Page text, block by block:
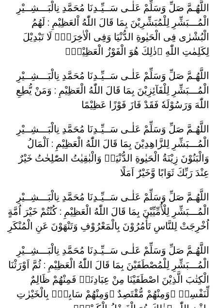
اللَّهُـمَّ صَلِّ وَسَلِّمْ عَلٰـى سَــيِّـدِنَا مُحَمَّدِ نِالْبَـــشِــيْرِ
الْمُـــبَشِّرِ لِلْمُبَشِّرِيْنَ بِمَا قَالَ اللّٰهُ اْلعَظِيْمِ : لَهُمُ
الْبُشْرٰى فِى الْحَيٰوةِ الدُّنْيَا وَفِى الْاٰخِرَةِۗ لَا تَبْدِيْلَ
لِكَلِمٰتِ اللّٰهِ ۗذٰلِكَ هُوَ الْفَوْزُ الْعَظِيْمُۗ
اللَّهُـمَّ صَلِّ وَسَلِّمْ عَلٰـى سَــيِّـدِنَا مُحَمَّدِ نِالْبَـــشِــيْرِ
الْمُـــبَشِّرِ لِلْفَآئِزِيْنَ بِمَا قَالَ اللّٰهُ الْعَظِيْمِ : وَمَنْ يُّطِعِ
اللّٰهَ وَرَسُوْلَهٗ فَقَدْ فَازَ فَوْزًا عَظِيْمًا
اللَّهُـمَّ صَلِّ وَسَلِّمْ عَلٰـى سَــيِّـدِنَا مُحَمَّدِ نِالْبَـــشِــيْرِ
الْمُـــبَشِّرِ لِلزَّاهِدِيْنَ بِمَا قَالَ اللّٰهُ الْعَظِيْمِ : اَلْمَالُ
وَالْبَنُوْنَ زِيْنَةُ الْحَيٰوةِ الدُّنْيَاۚ وَالْبٰقِيٰتُ الصّٰلِحٰتُ خَيْرٌ
عِنْدَ رَبِّكَ ثَوَابًا وَّخَيْرٌ اَمَلًا
اللَّهُـمَّ صَلِّ وَسَلِّمْ عَلٰـى سَــيِّـدِنَا مُحَمَّدِ نِالْبَـــشِــيْرِ
الْمُـــبَشِّرِ لِلْأُمِّيِّيْنَ بِمَا قَالَ اللّٰهُ الْعَظِيْمِ : كُنْتُمْ خَيْرَ اُمَّةٍ
اُخْرِجَتْ لِلنَّاسِ تَأْمُرُوْنَ بِالْمَعْرُوْفِ وَتَنْهَوْنَ عَنِ الْمُنْكَرِ
اللَّهُـمَّ صَلِّ وَسَلِّمْ عَلٰـى سَــيِّـدِنَا مُحَمَّدِ نِالْبَـــشِــيْرِ
الْمُـــبَشِّرِ لِلْمُصْطَفَيْنَ بِمَا قَالَ اللّٰهُ الْعَظِيْمِ : ثُمَّ اَوْرَثْنَا
الْكِتٰبَ الَّذِيْنَ اصْطَفَيْنَا مِنْ عِبَادِنَاۚ فَمِنْهُمْ ظَالِمٌ
لِّنَفْسِهٖ ۚوَمِنْهُمْ مُّقْتَصِدٌ ۚوَمِنْهُمْ سَابِقٌۢ بِالْخَيْرٰتِ